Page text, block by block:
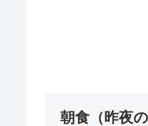
朝食（昨夜